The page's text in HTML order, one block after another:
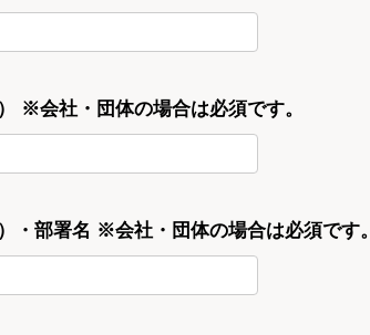
※会社・団体の場合は必須です。
・部署名 ※会社・団体の場合は必須です。